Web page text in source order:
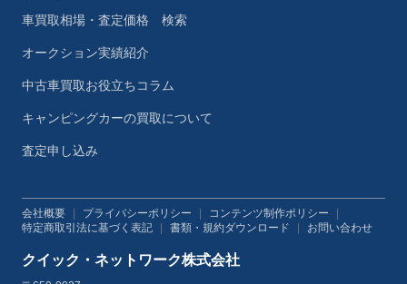
車買取相場・査定価格 検索
オークション実績紹介
中古車買取お役立ちコラム
キャンピングカーの買取について
査定申し込み
会社概要 プライバシーポリシー コンテンツ制作ポリシー
特定商取引法に基づく表記
書類・規約ダウンロード お問い合わせ
クイック・ネットワーク株式会社